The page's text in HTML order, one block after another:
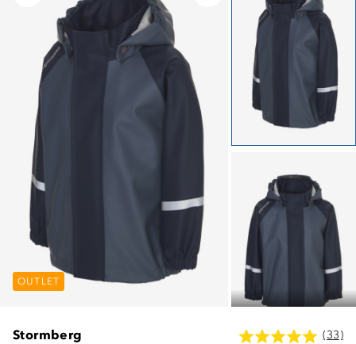
OUTLET
OUTLET
Stormberg (33)